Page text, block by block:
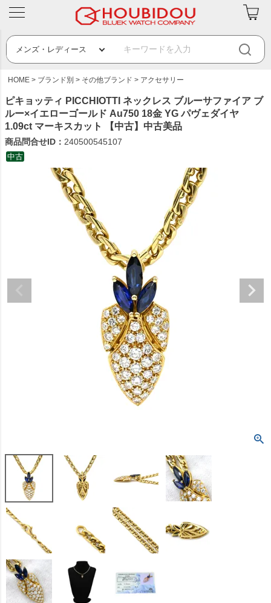
HOME ブランド別 その他ブランド アクセサリー
ピキョッティ PICCHIOTTI ネックレス ブルーサファイア ブ
ルー×イエローゴールド Au750 18金 YG パヴェダイヤ
1.09ct マーキスカット 【中古】中古美品
商品問合せID： 240500545107
中古